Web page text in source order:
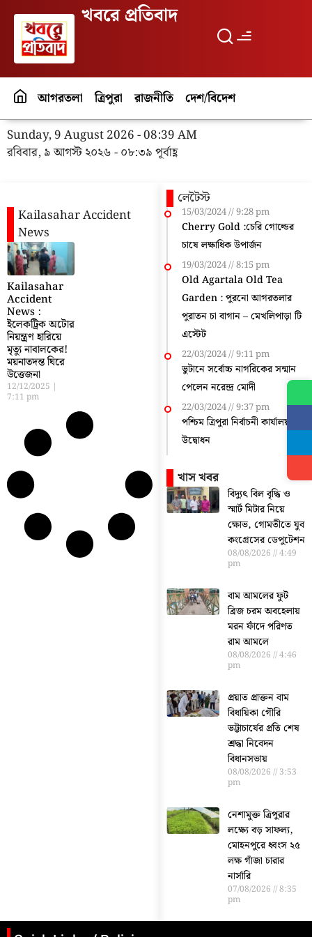
খবরে প্রতিবাদ
আগরতলা ত্রিপুরা রাজনীতি দেশ/বিদেশ
Sunday, 9 August 2026 - 08:39 AM
রবিবার, ৯ আগস্ট ২০২৬ - ০৮:৩৯ পূর্বাহ্ণ
Kailasahar Accident
News
Kailasahar
Accident
News :
ইলেকট্রিক অটোর
নিয়ন্ত্রণ হারিয়ে
মৃত্যু নাবালকের!
ময়নাতদন্ত ঘিরে
উত্তেজনা
12/12/2025
7:11 pm
লেটৈস্ট
Cherry Gold :চেরি গোল্ডের
চাষে লক্ষাধিক উপার্জন
15/03/2024 9:28 pm
Old Agartala Old Tea
Garden : পুরনো আগরতলার
পুরাতন চা বাগান – মেখলিপাড়া টি
এস্টেট
19/03/2024 8:15 pm
ভুটানে সর্বোচ্চ নাগরিকের সন্মান
পেলেন নরেন্দ্র মোদী
22/03/2024 9:11 pm
পশ্চিম ত্রিপুরা নির্বাচনী কার্যালয়
উদ্বোধন
22/03/2024 9:37 pm
খাস খবর
বিদ্যুৎ বিল বৃদ্ধি ও
স্মার্ট মিটার নিয়ে
ক্ষোভ, গোমতীতে যুব
কংগ্রেসের ডেপুটেশন
08/08/2026 4:49
pm
বাম আমলের ফুট
ব্রিজ চরম অবহেলায়
মরন ফাঁদে পরিণত
রাম আমলে
08/08/2026 4:46
pm
প্রয়াত প্রাক্তন বাম
বিধায়িকা গৌরি
ভট্টাচার্যের প্রতি শেষ
শ্রদ্ধা নিবেদন
বিধানসভায়
08/08/2026 3:53
pm
নেশামুক্ত ত্রিপুরার
লক্ষ্যে বড় সাফল্য,
মোহনপুরে ধ্বংস ২৫
লক্ষ গাঁজা চারার
নার্সারি
07/08/2026 8:35
pm